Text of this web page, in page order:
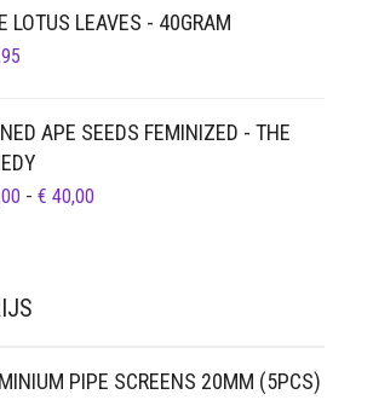
LOTUS LEAVES - 40GRAM
APE SEEDS FEMINIZED - THE
- € 40,00
PIPE SCREENS 20MM (5PCS)